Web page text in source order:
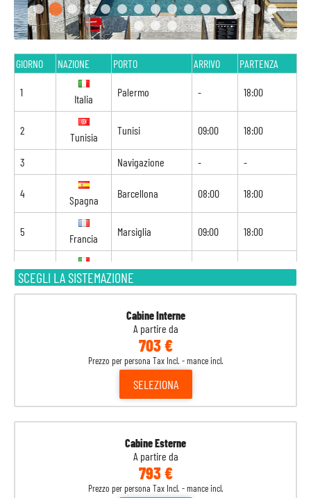
SCEGLI LA SISTEMAZIONE
Cabine Interne
A partire da
703 €
Prezzo per persona Tax Incl. - mance incl.
SELEZIONA
Cabine Esterne
A partire da
793 €
Prezzo per persona Tax Incl. - mance incl.
GIORNO NAZIONE PORTO ARRIVO PARTENZA
1
Italia
Palermo - 18:00
2
Tunisia
Tunisi 09:00 18:00
3 Navigazione - -
4
Spagna
Barcellona 08:00 18:00
5
Francia
Marsiglia 09:00 18:00
6
Italia
Genova 09:00 17:00
Palermo